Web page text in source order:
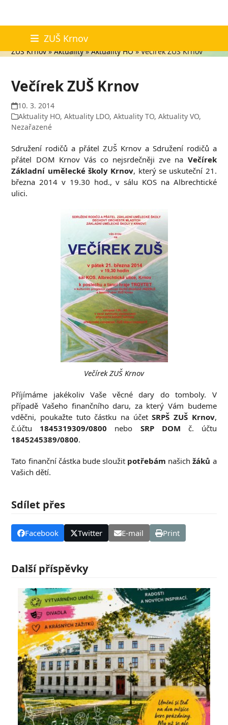
content
ZUŠ Krnov
Aktuality
ZUŠ Krnov»Aktuality»Aktuality HO»Večírek ZUŠ Krnov
Večírek ZUŠ Krnov
10. 3. 2014
Aktuality HO,Aktuality LDO,Aktuality TO,Aktuality VO,
Nezařazené
Sdružení rodičů a přátel ZUŠ Krnov a Sdružení rodičů a
přátel DOM Krnov Vás co nejsrdečněji zve na Večírek
Základní umělecké školy Krnov, který se uskuteční 21.
března 2014 v 19.30 hod., v sálu KOS na Albrechtické
ulici.
Večírek ZUŠ Krnov
Příjímáme jakékoliv Vaše věcné dary do tomboly. V
případě Vašeho finančního daru, za který Vám budeme
vděčni, poukažte tuto částku na účetSRPŠ ZUŠ Krnov,
č.účtu 1845319309/0800 nebo SRP DOM č. účtu
1845245389/0800.
Tato finanční částka bude sloužit potřebám našichžáků a
Vašich dětí.
Sdílet přes
Facebook Twitter E-mail Print
Další příspěvky